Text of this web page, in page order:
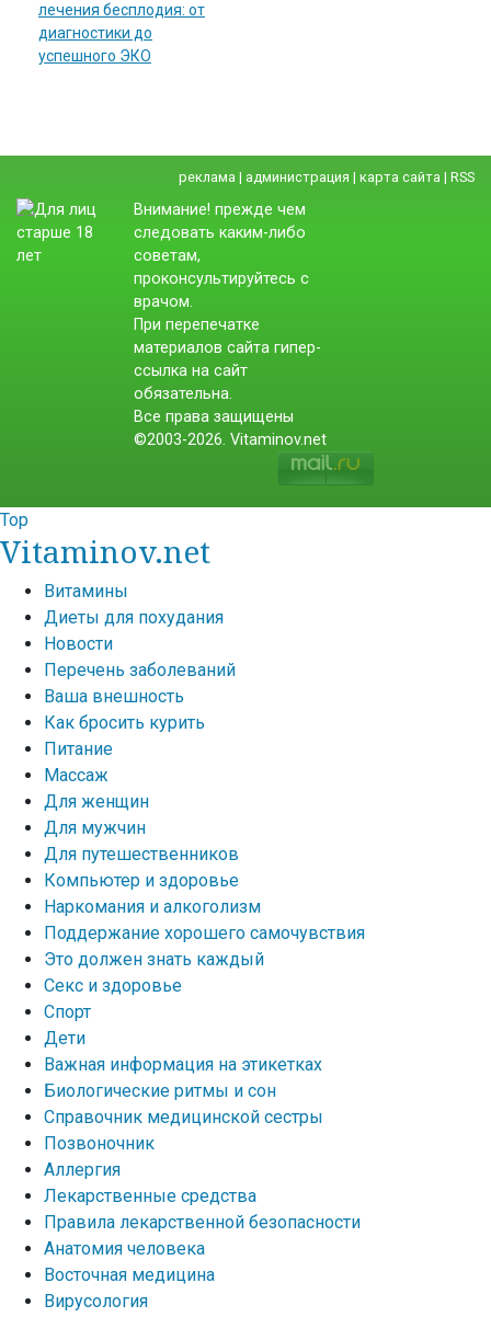
лечения бесплодия: от
диагностики до
успешного ЭКО
реклама | администрация | карта сайта | RSS
Внимание! прежде чем
следовать каким-либо
советам,
проконсультируйтесь с
врачом.
При перепечатке
материалов сайта гипер-
ссылка на сайт
обязательна.
Все права защищены
©2003-2026. Vitaminov.net
Top
Vitaminov.net
Витамины
Диеты для похудания
Новости
Перечень заболеваний
Ваша внешность
Как бросить курить
Питание
Массаж
Для женщин
Для мужчин
Для путешественников
Компьютер и здоровье
Наркомания и алкоголизм
Поддержание хорошего самочувствия
Это должен знать каждый
Секс и здоровье
Спорт
Дети
Важная информация на этикетках
Биологические ритмы и сон
Справочник медицинской сестры
Позвоночник
Аллергия
Лекарственные средства
Правила лекарственной безопасности
Aнатомия человека
Восточная медицина
Вирусология